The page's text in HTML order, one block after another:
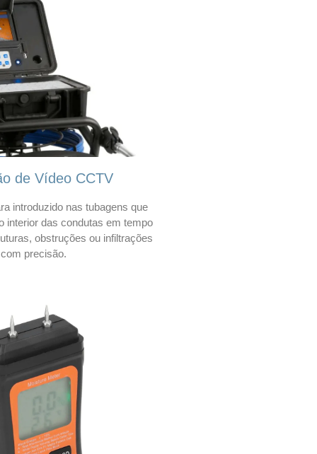
de Vídeo CCTV
introduzido nas tubagens que
interior das condutas em tempo
obstruções ou infiltrações
com precisão.